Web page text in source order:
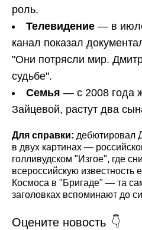
роль.
Телевидение — в
канал показал
"Они потрясли мир.
судьбе".
Семья — с 2008 года
Зайцевой, растут два
Для справки: дебютировал
в двух картинах —
голливудском "Изгое", где
всероссийскую известность
Космоса в "Бригаде" — та
заголовках вспоминают до
Оцените новость